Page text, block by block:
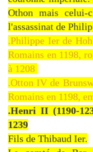
Othon mais celui-
l'assassinat de
.Philippe Ier de
Romains en 1198,
à 1208
.Otton IV de
Romains en 1198,
.Henri II (1190-
1239
Fils de Thibaud Ier.